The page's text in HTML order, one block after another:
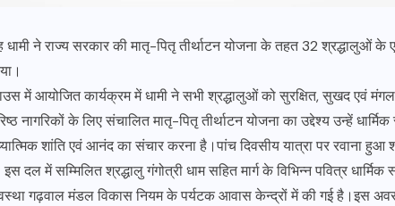
धामी ने राज्य सरकार की मातृ-पितृ तीर्थाटन योजना के तहत 32 श्रद्धालुओं
में आयोजित कार्यक्रम में धामी ने सभी श्रद्धालुओं को सुरक्षित, सुखद एवं
नागरिकों के लिए संचालित मातृ-पितृ तीर्थाटन योजना का उद्देश्य उन्हें
शांति एवं आनंद का संचार करना है।पांच दिवसीय यात्रा पर रवाना हुआ
दल में सम्मिलित श्रद्धालु गंगोत्री धाम सहित मार्ग के विभिन्न पवित्र
गढ़वाल मंडल विकास नियम के पर्यटक आवास केन्द्रों में की गई है।इस